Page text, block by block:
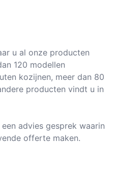
u al onze producten
120 modellen
kozijnen, meer dan 80
producten vindt u in
advies gesprek waarin
offerte maken.